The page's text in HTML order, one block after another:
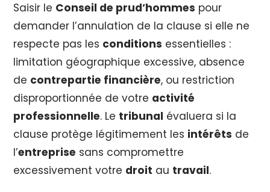
Saisir le Conseil de prud’hommes pour
demander l’annulation de la clause si elle ne
respecte pas les conditions essentielles :
limitation géographique excessive, absence
de contrepartie financière, ou restriction
disproportionnée de votre activité
professionnelle. Le tribunal évaluera si la
clause protège légitimement les intérêts de
l’entreprise sans compromettre
excessivement votre droit au travail.